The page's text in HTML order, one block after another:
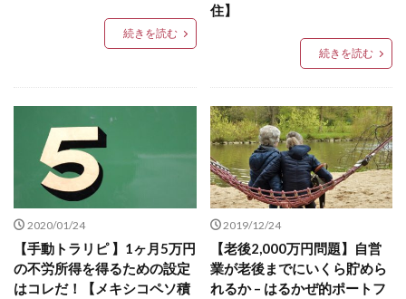
続きを読む
住】
続きを読む
2020/01/24
【手動トラリピ 】1ヶ月5万円
の不労所得を得るための設定
はコレだ！【メキシコペソ積
2019/12/24
【老後2,000万円問題】自営
業が老後までにいくら貯めら
れるか – はるかぜ的ポートフ